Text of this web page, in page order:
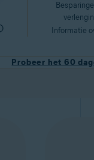
Informatie
Probeer het 60